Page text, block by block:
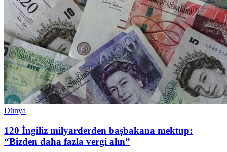
Dünya
120 İngiliz milyarderden başbakana mektup:
“Bizden daha fazla vergi alın”